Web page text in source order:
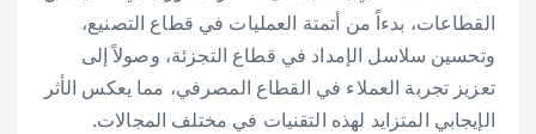
القطاعات، بدءاً من أتمتة العمليات في قطاع التصنيع،
وتحسين سلاسل الإمداد في قطاع التجزئة، وصولاً إلى
تعزيز تجربة العملاء في القطاع المصرفي، مما يعكس الأثر
الإيجابي المتزايد لهذه التقنيات في مختلف المجالات.